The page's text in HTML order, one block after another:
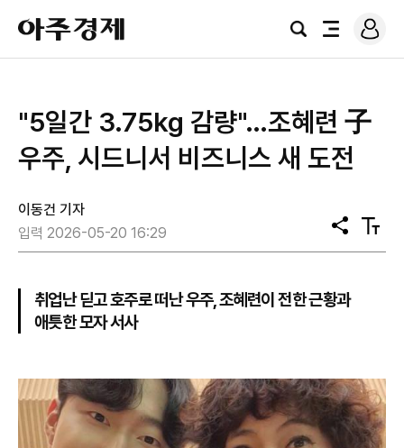
아
주
경
검
전
로
그
"5일간 3.75kg 감량"…조혜련 子
우주, 시드니서 비즈니스 새 도전
이동건 기자
입력 2026-05-20 16:29
공
유
텍
스
취업난 딛고 호주로 떠난 우주, 조혜련이 전한 근황과
애틋한 모자 서사